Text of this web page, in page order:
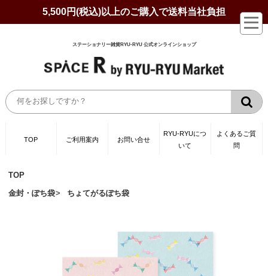
5,500円(税込)以上のご購入で送料当社負担
ステーショナリー雑貨RYU-RYU 公式オンラインショップ
TOP ご利用案内 お問い合せ
RYU-RYUにつ
いて
よくあるご質
問
TOP
金封・ぽち袋
ちょてがるぽち袋